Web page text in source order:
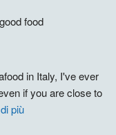
food
in Italy, I've ever
if you are close to
più